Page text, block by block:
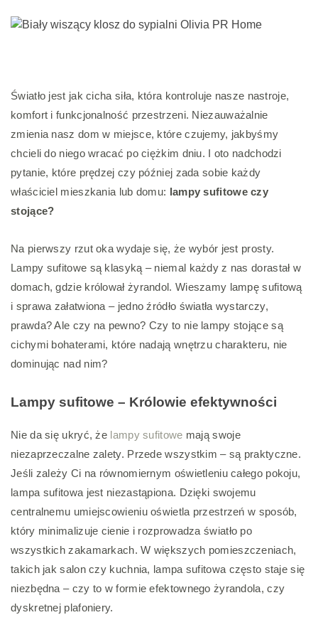
Światło jest jak cicha siła, która kontroluje nasze nastroje,
komfort i funkcjonalność przestrzeni. Niezauważalnie
zmienia nasz dom w miejsce, które czujemy, jakbyśmy
chcieli do niego wracać po ciężkim dniu. I oto nadchodzi
pytanie, które prędzej czy później zada sobie każdy
właściciel mieszkania lub domu: lampy sufitowe czy
stojące?
Na pierwszy rzut oka wydaje się, że wybór jest prosty.
Lampy sufitowe są klasyką – niemal każdy z nas dorastał w
domach, gdzie królował żyrandol. Wieszamy lampę sufitową
i sprawa załatwiona – jedno źródło światła wystarczy,
prawda? Ale czy na pewno? Czy to nie lampy stojące są
cichymi bohaterami, które nadają wnętrzu charakteru, nie
dominując nad nim?
Lampy sufitowe – Królowie efektywności
Nie da się ukryć, że lampy sufitowe mają swoje
niezaprzeczalne zalety. Przede wszystkim – są praktyczne.
Jeśli zależy Ci na równomiernym oświetleniu całego pokoju,
lampa sufitowa jest niezastąpiona. Dzięki swojemu
centralnemu umiejscowieniu oświetla przestrzeń w sposób,
który minimalizuje cienie i rozprowadza światło po
wszystkich zakamarkach. W większych pomieszczeniach,
takich jak salon czy kuchnia, lampa sufitowa często staje się
niezbędna – czy to w formie efektownego żyrandola, czy
dyskretnej plafoniery.